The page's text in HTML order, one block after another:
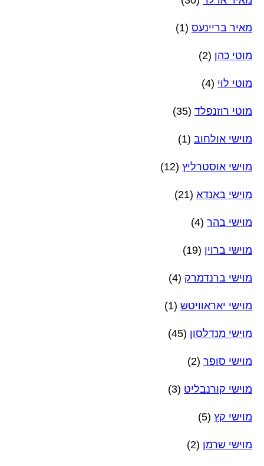
מאיר בריינעס (1)
מוטי כהן (2)
מוטי לוי (4)
מוטי רוזנפלד (35)
מוישי אולחוב (1)
מוישי אוסטרליץ (12)
מוישי באנדא (21)
מוישי בהר (4)
מוישי ברוין (19)
מוישי ברנדמרק (4)
מוישי יאראוויטש (1)
מוישי מנדלסון (45)
מוישי סופר (2)
מוישי קורנבליט (3)
מוישי קץ (5)
מוישי שרמן (2)